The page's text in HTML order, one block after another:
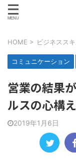
HOME > ビジネスス
コミュニケーション
営業の結果
ルスの心構
2019年1月6日